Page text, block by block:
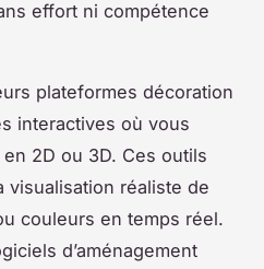
effort ni compétence
plateformes décoration
interactives où vous
2D ou 3D. Ces outils
réaliste de
couleurs en temps réel.
d’aménagement